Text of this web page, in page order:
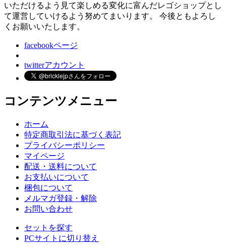
いただけるよう見て楽しめる変化に富んだレゴショップとし
て運営していけるよう努めてまいります。 今後ともよろし
くお願いいたします。
facebookページ
twitterアカウント
コンテンツメニュー
ホーム
特定商取引法に基づく表記
プライバシーポリシー
マイページ
配送・送料について
お支払いについて
梱包について
メルマガ登録・解除
お問い合わせ
セットを探す
PCサイトに切り替え